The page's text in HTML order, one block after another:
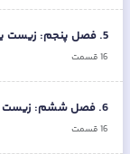
5
. فصل پنجم: زیست
16قسمت
6
.فصل ششم: زیست
16قسمت